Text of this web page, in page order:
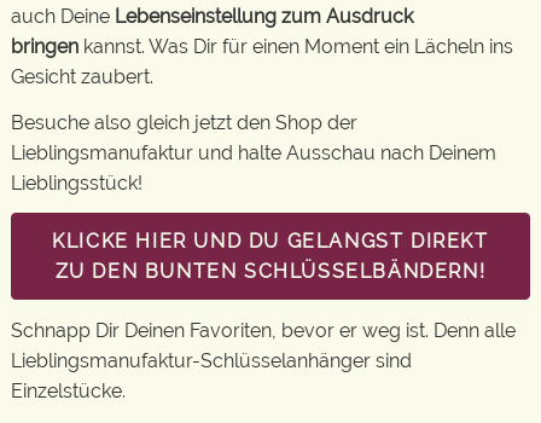
auch Deine Lebenseinstellung zum Ausdruck
bringen kannst. Was Dir für einen Moment ein Lächeln ins
Gesicht zaubert.
Besuche also gleich jetzt den Shop der
Lieblingsmanufaktur und halte Ausschau nach Deinem
Lieblingsstück!
KLICKE HIER UND DU GELANGST DIREKT
ZU DEN BUNTEN SCHLÜSSELBÄNDERN!
Schnapp Dir Deinen Favoriten, bevor er weg ist. Denn alle
Lieblingsmanufaktur-Schlüsselanhänger sind
Einzelstücke.